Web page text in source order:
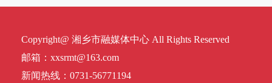
Copyright@ 湘乡市融媒体中心 All Rights Reserved
邮箱：xxsrmt@163.com
新闻热线：0731-56771194